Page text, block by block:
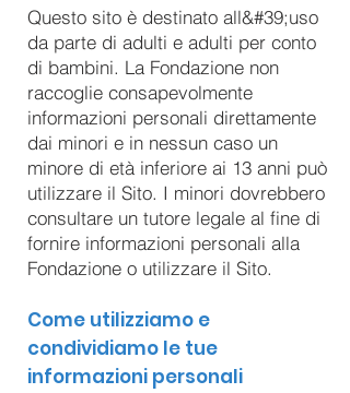
Questo sito è destinato all&#39;uso
da parte di adulti e adulti per conto
di bambini. La Fondazione non
raccoglie consapevolmente
informazioni personali direttamente
dai minori e in nessun caso un
minore di età inferiore ai 13 anni può
utilizzare il Sito. I minori dovrebbero
consultare un tutore legale al fine di
fornire informazioni personali alla
Fondazione o utilizzare il Sito.
Come utilizziamo e
condividiamo le tue
informazioni personali